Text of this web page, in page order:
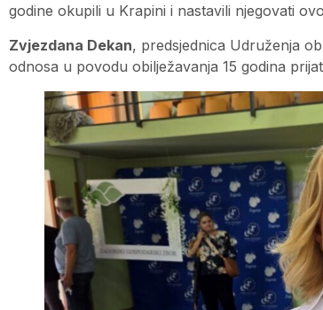
godine okupili u Krapini i nastavili njegovati
Zvjezdana Dekan, predsjednica Udruženja
odnosa u povodu obilježavanja 15 godina